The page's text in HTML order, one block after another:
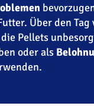
Über den
Pellets
oder als